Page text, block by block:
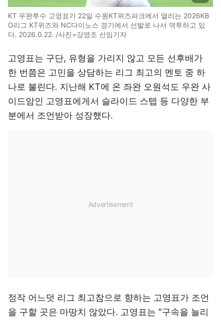
KT 우완투수 고영표가 22일 수원KT위즈파크에서 열리는 2026KB
O리그 KT위즈와 NC다이노스 경기에서 선발로 나서 역투하고 있
다. 2026.0.22. /사진=강영조 선임기자
고영표는 구단, 유형을 가리지 않고 모든 선후배가
한 번쯤은 고민을 상담하는 리그 최고의 멘토 중 하
나로 불린다. 지난해 KT에 온 좌완 오원석도 우완 사
이드암인 고영표에게서 슬라이드 스텝 등 다양한 부
분에서 조언받아 성장했다.
정작 어느덧 리그 최고참으로 향하는 고영표가 조언
을 구할 곳은 마땅치 않았다. 고영표는 "구속을 늘리